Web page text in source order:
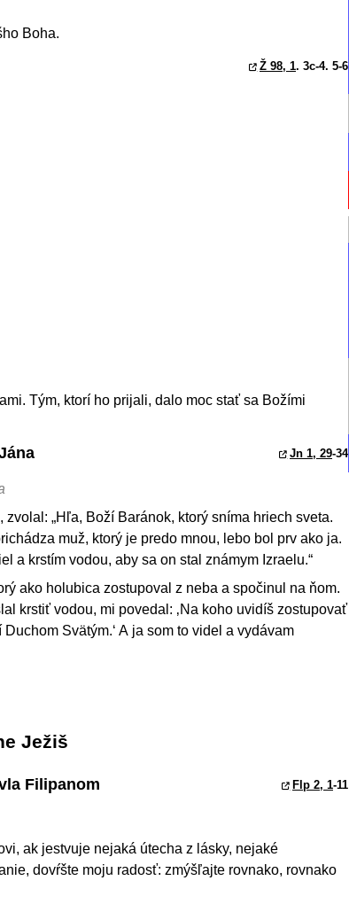
Boha.
Ž 98, 1. 3c-4. 5-6
Tým, ktorí ho prijali, dalo moc stať sa Božími
Jn 1, 29-34
„Hľa, Boží Baránok, ktorý sníma hriech sveta.
muž, ktorý je predo mnou, lebo bol prv ako ja.
a krstím vodou, aby sa on stal známym Izraelu.“
ako holubica zostupoval z neba a spočinul na ňom.
krstiť vodou, mi povedal: ‚Na koho uvidíš zostupovať
Svätým.‘ A ja som to videl a vydávam
Ježiš
Filipanom Flp 2, 1-11
ak jestvuje nejaká útecha z lásky, nejaké
dovŕšte moju radosť: zmýšľajte rovnako, rovnako